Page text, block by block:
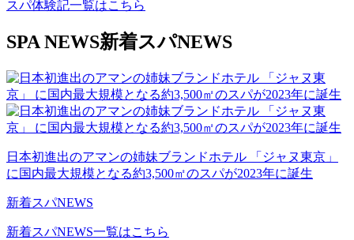
スパ体験記一覧はこちら
SPA NEWS新着スパNEWS
日本初進出のアマンの姉妹ブランドホテル 「ジャヌ東京」
に国内最大規模となる約3,500㎡のスパが2023年に誕生
新着スパNEWS
新着スパNEWS一覧はこちら